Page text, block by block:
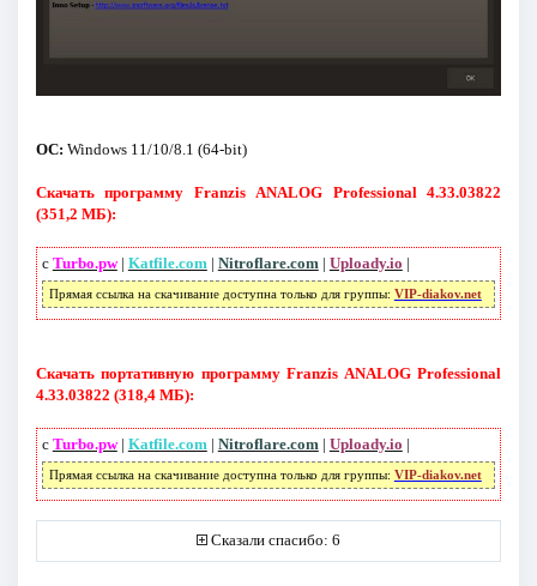
ОС: Windows 11/10/8.1 (64-bit)
Скачать программу Franzis ANALOG Professional 4.33.03822
(351,2 МБ):
с Turbo.pw| Katfile.com | Nitroflare.com | Uploady.io |
Прямая ссылка на скачивание доступна только для группы: VIP-diakov.net
Скачать портативную программу Franzis ANALOG Professional
4.33.03822 (318,4 МБ):
с Turbo.pw| Katfile.com | Nitroflare.com | Uploady.io |
Прямая ссылка на скачивание доступна только для группы: VIP-diakov.net
Сказали спасибо: 6